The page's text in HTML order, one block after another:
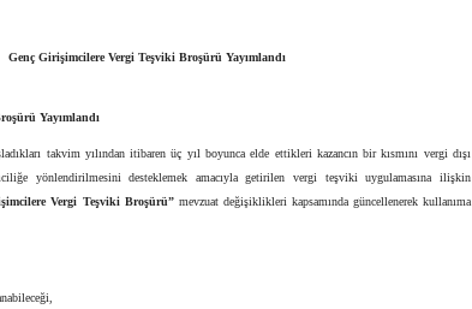
Genç Girişimcilere Vergi Teşviki Broşürü Yayımlandı
Yayımlandı
takvim yılından itibaren üç yıl boyunca elde ettikleri kazancın bir kısmını vergi dışı
yönlendirilmesini desteklemek amacıyla getirilen vergi teşviki uygulamasına ilişkin
Vergi Teşviki Broşürü” mevzuat değişiklikleri kapsamında güncellenerek kullanıma